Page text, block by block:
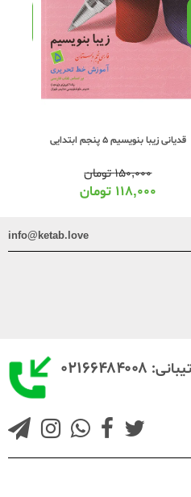
قدیانی زیبا بنویسیم 5 پنجم ابتدایی
۱۵۰,۰۰۰تومان
۱۱۸,۰۰۰ تومان
info@ketab.love
۰۲۱۶۶۴۸۴۰۰۸